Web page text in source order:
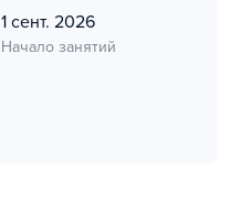
1 сент. 2026
Начало занятий